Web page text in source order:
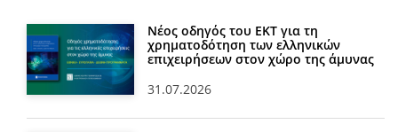
Νέος οδηγός του ΕΚΤ για τη
χρηματοδότηση των ελληνικών
επιχειρήσεων στον χώρο της άμυνας
31.07.2026